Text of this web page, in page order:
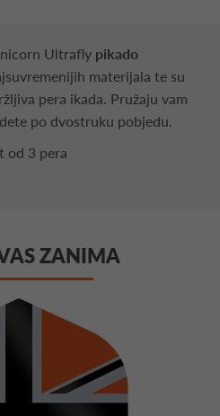
Ultrafly pikado
materijala te su
pera ikada. Pružaju vam
po dvostruku pobjedu.
od 3 pera
ZANIMA